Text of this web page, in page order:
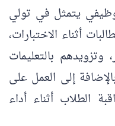
يتمثل في تولي
أثناء الاختبارات،
وتزويدهم بالتعليمات
إلى العمل على
الطلاب أثناء أداء